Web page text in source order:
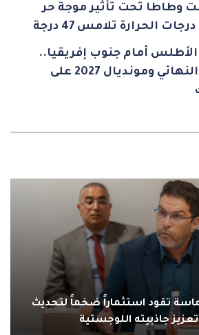
وطاطا تحت تأثير موجة حر
الحرارة تلامس 47 درجة
الأطلس أمام جنوب إفريقيا..
نصف النهائي ومونديال 2027 على
تقود استثماراً ضخماً لتحديث
جاذبيته اللوجستية